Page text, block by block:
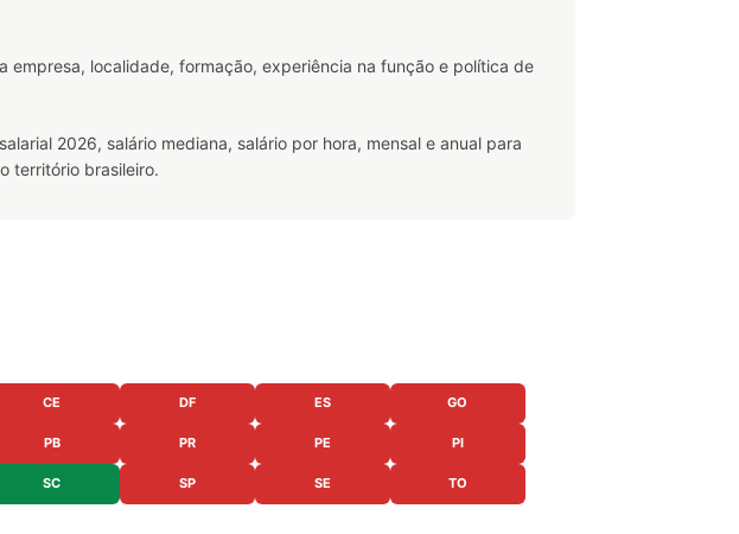
localidade, formação, experiência na função e política de
2026, salário mediana, salário por hora, mensal e anual para
território brasileiro.
CE DF ES GO
PB PR PE PI
SC SP SE TO